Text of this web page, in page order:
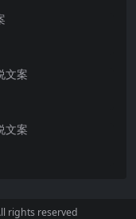
文案
文案
rights reserved